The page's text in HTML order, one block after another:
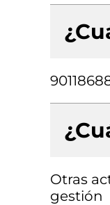
Otras
gestión